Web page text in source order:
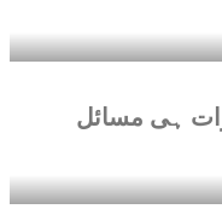
ہی مسائل